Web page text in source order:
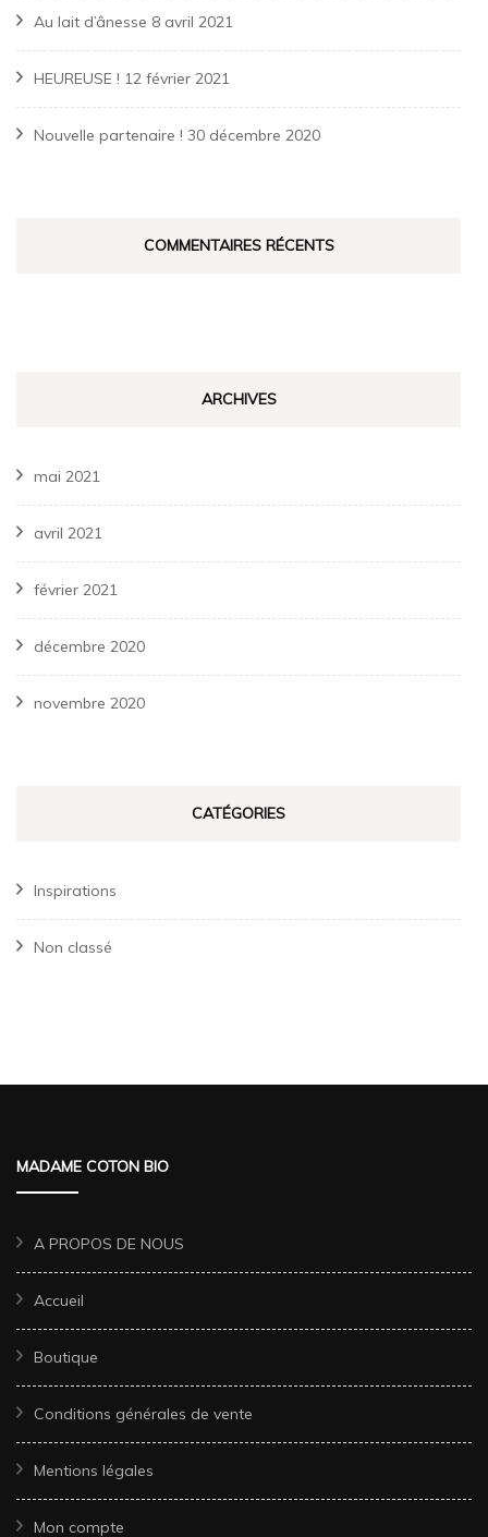
Au lait d’ânesse 8 avril 2021
HEUREUSE ! 12 février 2021
Nouvelle partenaire ! 30 décembre 2020
COMMENTAIRES RÉCENTS
ARCHIVES
mai 2021
avril 2021
février 2021
décembre 2020
novembre 2020
CATÉGORIES
Inspirations
Non classé
MADAME COTON BIO
A PROPOS DE NOUS
Accueil
Boutique
Conditions générales de vente
Mentions légales
Mon compte